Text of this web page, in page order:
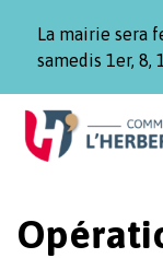
La mairie sera
samedis 1er, 8,
Aller
Aller
contenu
Aller
pied